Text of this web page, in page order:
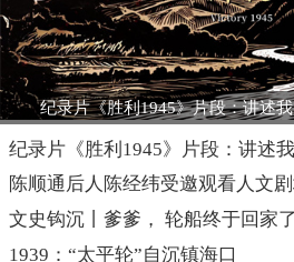
纪录片《胜利1945》片段：讲述
陈顺通后人陈经纬受邀观看人文
文史钩沉丨爹爹， 轮船终于回家
1939：“太平轮”自沉镇海口